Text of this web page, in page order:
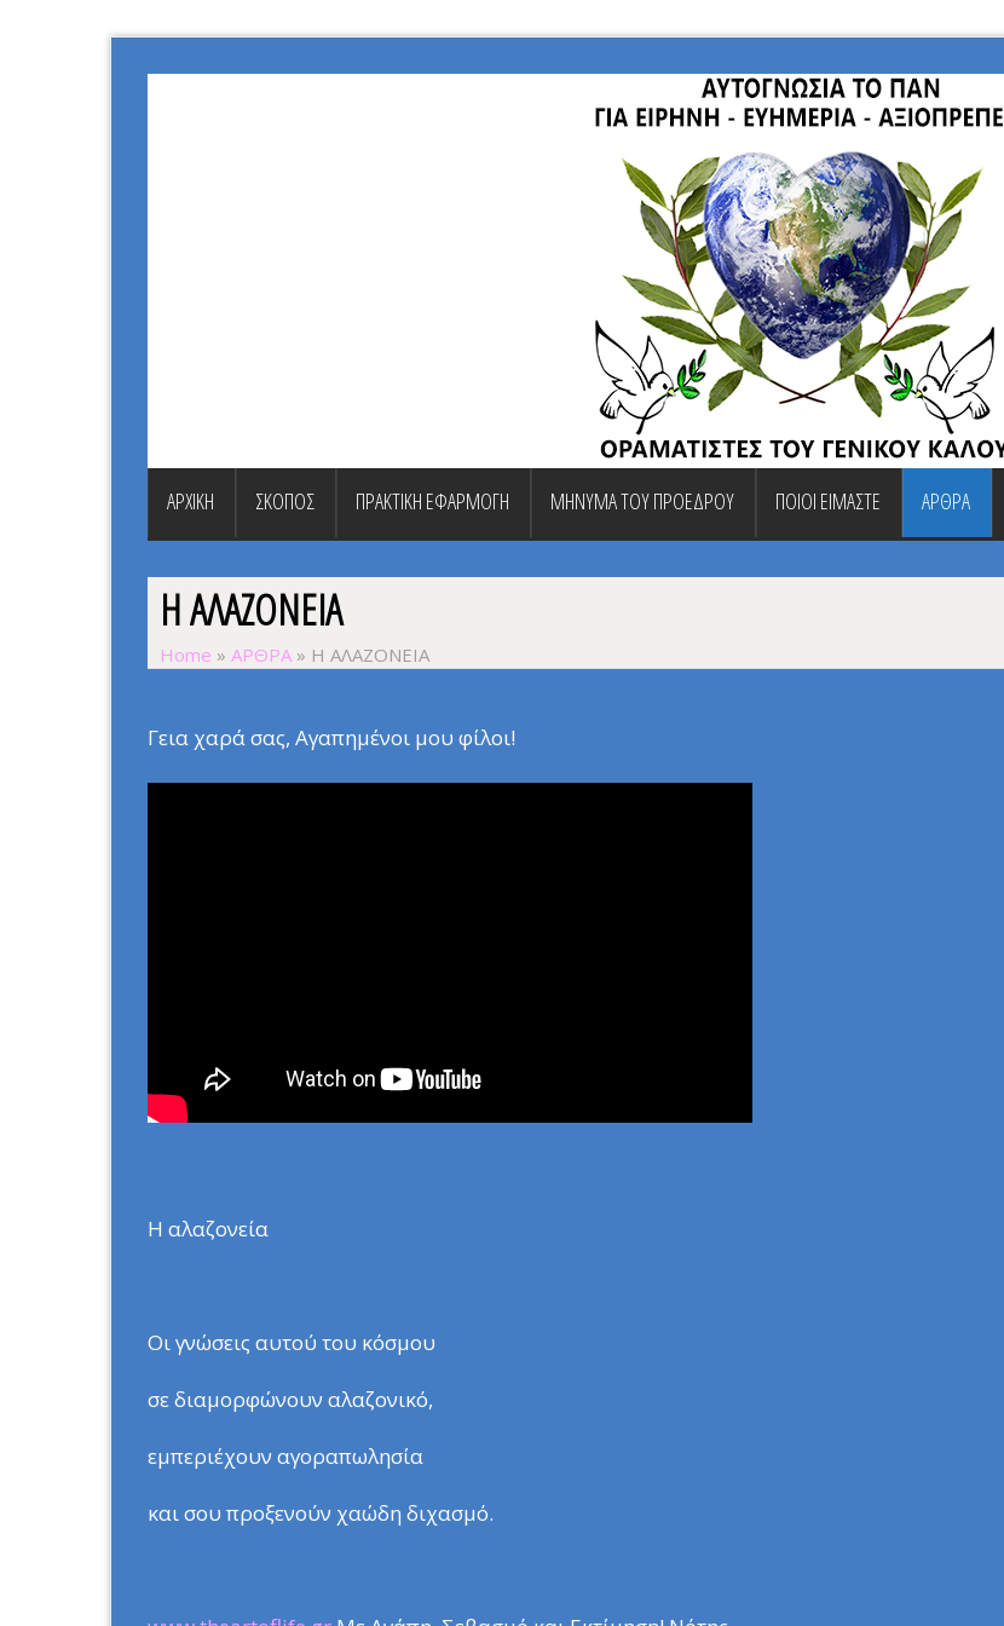
ΑΡΧΙΚΗ ΣΚΟΠΟΣ ΠΡΑΚΤΙΚΗ ΕΦΑΡΜΟΓΗ ΜΗΝΥΜΑ ΤΟΥ ΠΡΟΕΔΡΟΥ ΠΟΙΟΙ ΕΙΜΑΣΤΕ ΑΡΘΡΑ
Η ΑΛΑΖΟΝΕΙΑ
Home » ΑΡΘΡΑ » Η ΑΛΑΖΟΝΕΙΑ
Γεια χαρά σας, Αγαπημένοι μου φίλοι!
H αλαζονεία
Οι γνώσεις αυτού του κόσμου
σε διαμορφώνουν αλαζονικό,
εμπεριέχουν αγοραπωλησία
και σου προξενούν χαώδη διχασμό.